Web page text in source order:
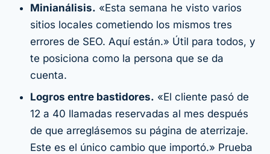
Minianálisis. «Esta semana he visto varios
sitios locales cometiendo los mismos tres
errores de SEO. Aquí están.» Útil para todos, y
te posiciona como la persona que se da
cuenta.
Logros entre bastidores. «El cliente pasó de
12 a 40 llamadas reservadas al mes después
de que arreglásemos su página de aterrizaje.
Este es el único cambio que importó.» Prueba